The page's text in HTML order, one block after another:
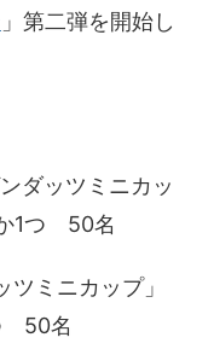
」第二弾を開始し
ダッツミニカッ
1つ 50名
ミニカップ」
50名